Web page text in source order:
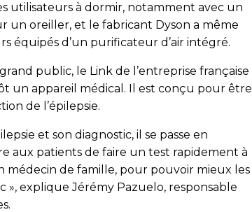
utilisateurs à dormir, notamment avec un
un oreiller, et le fabricant Dyson a même
équipés d’un purificateur d’air intégré.
public, le Link de l’entreprise française
un appareil médical. Il est conçu pour être
de l’épilepsie.
et son diagnostic, il se passe en
aux patients de faire un test rapidement à
médecin de famille, pour pouvoir mieux les
», explique Jérémy Pazuelo, responsable